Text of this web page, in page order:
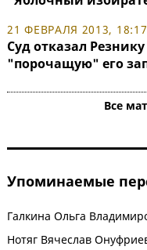
21 ФЕВРАЛЯ 2013, 18:17
Суд отказал
"порочащую" его
Все
Упоминаемые
Галкина Ольга
Нотяг Вячеслав